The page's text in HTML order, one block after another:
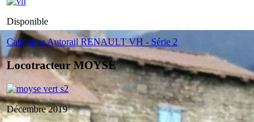
Disponible
Catalogue Autorail RENAULT VH - Série 2
Locotracteur MOYSE
Décembre 2019